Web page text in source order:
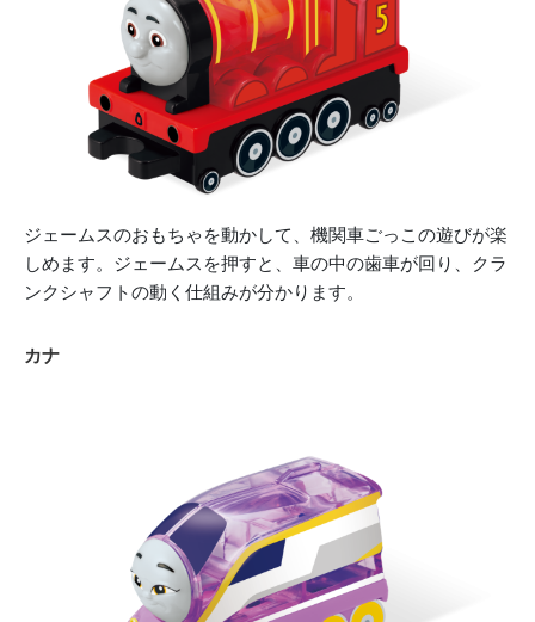
ジェームスのおもちゃを動かして、機関車ごっこの遊びが楽
しめます。ジェームスを押すと、車の中の歯車が回り、クラ
ンクシャフトの動く仕組みが分かります。
カナ